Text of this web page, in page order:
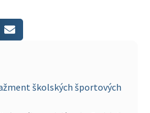
školských športových